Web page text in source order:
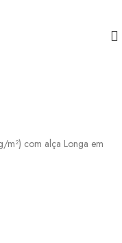
m²) com alça Longa em